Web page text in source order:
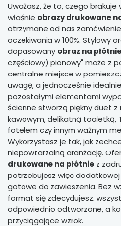
Uważasz, że to, czego brakuje
właśnie obrazy drukowane
otrzymane od nas zamówienie
oczekiwania w 100%. Stylowy
dopasowany obraz na płótnie
częściowy) pionowy" może z
centralne miejsce w
uwagę, a jednocześnie idealnie
pozostałymi elementami
ścienne stworzą piękny duet z
kawowym, delikatną toaletką,
fotelem czy innym ważnym
Wykorzystasz je tak, jak
niepowtarzalną aranżację.
drukowane na płótnie z
potrzebujesz więc
gotowe do zawieszenia. Bez
format się zdecydujesz,
odpowiednio odtworzone, a
przyciągające wzrok.